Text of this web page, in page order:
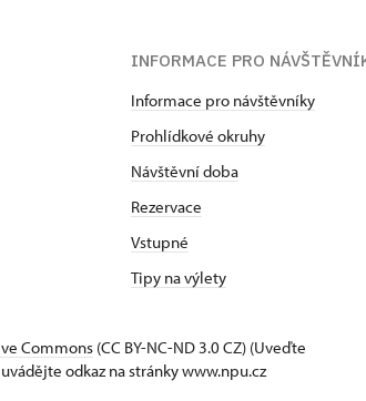
INFORMACE PRO
Informace pro návštěvníky
Prohlídkové okruhy
Návštěvní doba
Rezervace
Vstupné
Tipy na výlety
Commons (CC BY-NC-ND 3.0 CZ) (Uveďte
odkaz na stránky www.npu.cz